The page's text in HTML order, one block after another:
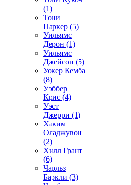
(1)
Тони
Паркер (5)
Уильямс
Дерон (1)
Уильямс
Джейсон (5)
Уокер Кемба
(8)
Уэббер
Крис (4)
Уэст
Джерри (1)
Хаким
Оладжувон
(2)
Хилл Грант
(6)
Чарльз
Баркли (3)